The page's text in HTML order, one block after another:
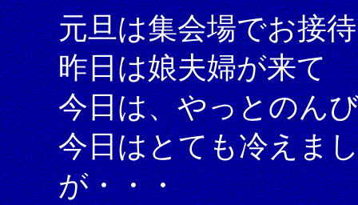
元旦は集会場でお接
昨日は娘夫婦が来て
今日は、やっとのん
今日はとても冷えま
が・・・